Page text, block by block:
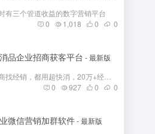
有三个管道收益的数字营销平台
0
1,018 0 0
品企业招商获客平台 - 最新版
0
927 0 0
微信营销加群软件- 最新版